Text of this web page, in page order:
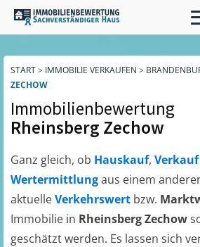
START> IMMOBILIE VERKAUFEN >
ZECHOW
Immobilienbewertung
Rheinsberg Zechow
Ganz gleich, ob Hauskauf, Verkauf
Wertermittlungaus einem
aktuelleVerkehrswert bzw.
Immobilie in Rheinsberg Zechow
geschätzt werden. Es lassen sich